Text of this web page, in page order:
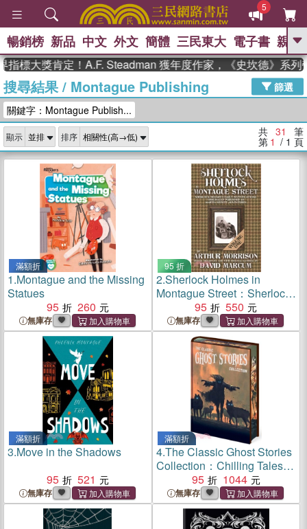
5
GO
熱搜： 東野圭吾 、 The Odyssey 、
父親節 、 如果歷史是一群喵 、 暑期
念華 、 台灣的李登輝時代 、 數學女
孩：黎曼猜想
偉大的迷走神經
暢銷榜 新品 中文 外文 簡體 三民東大 電子書 親子
獎肯定！A.F. Steadman 獲年度作家，《史坎德》系列帶你
搜尋結果/ Montague Publishing
篩選
關鍵字：Montague Publish...
顯示 排序 共 31 筆
第 1 / 1 頁
滿額折
1.Montague and the Missing
Statues
95
260
無庫存
95 折
2.Sherlock Holmes in
Montague Street：Sherlock
Holmes Early Investigations
Originally Published as
Martin Hewitt Adventures
95 550
無庫存
滿額折
3.Move in the Shadows
95
521
無庫存
滿額折
4.The Classic Ghost Stories
Collection：Chilling Tales
from Guy de Maupassant, M.
R. James, Edith Wharton, E.
F. Benson, Sheridan Le
Fanu, Henry James
95 1044
無庫存